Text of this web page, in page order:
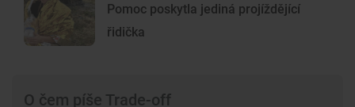
Pomoc poskytla jediná projíždějící
řidička
O čem píše Trade-off